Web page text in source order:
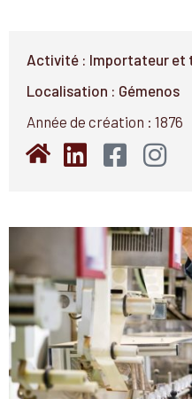
Activité : Importateur et
Localisation : Gémenos
Année de création : 1876